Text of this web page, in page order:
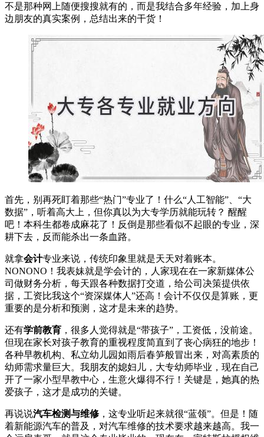
不是那种网上随便搜搜就有的，而是我结合多年经验，加上身
边朋友的真实案例，总结出来的干货！
首先，别再死盯着那些“热门”专业了！什么“人工智能”、“大
数据”，听着高大上，但你真以为大专学历就能玩转？ 醒醒
吧！本科生都卷成麻花了！反倒是那些看似不起眼的专业，深
耕下去，反而能杀出一条血路。
就拿会计专业来说，传统印象里就是天天对着账本。
NONONO！我表妹就是学会计的，人家现在在一家新媒体公
司做财务分析，每天跟各种数据打交道，给公司决策提供依
据，工资比我这个“资深媒体人”还高！会计不仅仅是算账，更
重要的是分析和预测，这才是未来的趋势。
还有学前教育 ，很多人觉得就是“带孩子”，工资低，没前途。
但现在家长对孩子教育的重视程度简直到了丧心病狂的地步！
各种早教机构、私立幼儿园如雨后春笋般冒出来，对高素质的
幼师需求量巨大。我朋友的媳妇儿，大专幼师毕业，现在自己
开了一家小型早教中心，生意火爆得不行！关键是，她真的热
爱孩子，这才是成功的关键。
再说说汽车检测与维修 ，这专业听起来就很“蓝领”。但是！随
着新能源汽车的普及，对汽车维修的技术要求越来越高。我一